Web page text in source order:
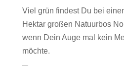
Viel grün findest Du bei
Hektar großen Natuurbos
wenn Dein Auge mal kein
möchte.